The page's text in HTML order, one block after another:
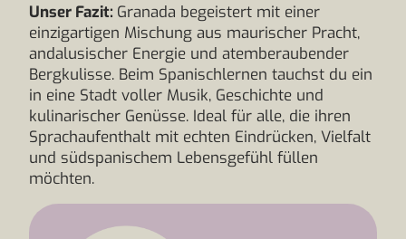
Unser Fazit: Granada begeistert mit einer
einzigartigen Mischung aus maurischer Pracht,
andalusischer Energie und atemberaubender
Bergkulisse. Beim Spanischlernen tauchst du ein
in eine Stadt voller Musik, Geschichte und
kulinarischer Genüsse. Ideal für alle, die ihren
Sprachaufenthalt mit echten Eindrücken, Vielfalt
und südspanischem Lebensgefühl füllen
möchten.